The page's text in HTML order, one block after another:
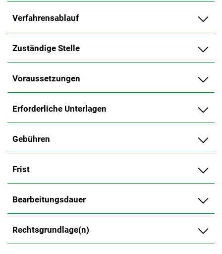
Verfahrensablauf
Zuständige Stelle
Voraussetzungen
Erforderliche Unterlagen
Gebühren
Frist
Bearbeitungsdauer
Rechtsgrundlage(n)